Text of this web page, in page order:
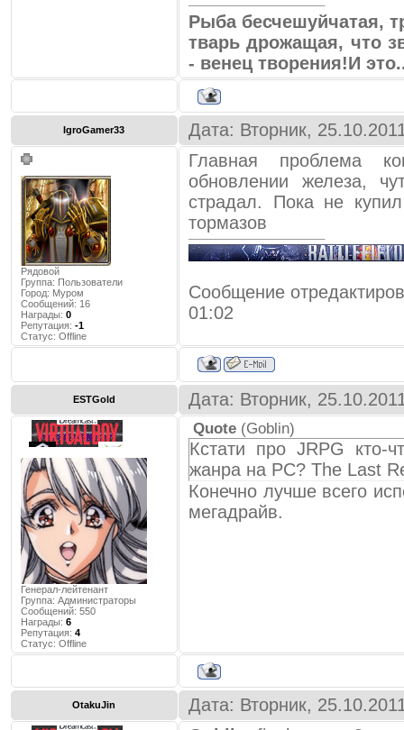
Рыба бесчешуйчатая,
тварь дрожащая, что
- венец творения!И
IgroGamer33 Дата: Вторник,
Рядовой
Группа: Пользователи
Город: Муром
Сообщений: 16
Награды: 0
Репутация: -1
Статус: Offline
Главная проблема
обновлении железа,
страдал. Пока не
тормазов
Сообщение
01:02
ESTGold Дата: Вторник,
Генерал-лейтенант
Группа: Администраторы
Сообщений: 550
Награды: 6
Репутация: 4
Статус: Offline
Quote (Goblin)
Кстати про JRPG кто-
жанра на PC? The Last
Конечно лучше всего
мегадрайв.
OtakuJin Дата: Вторник,